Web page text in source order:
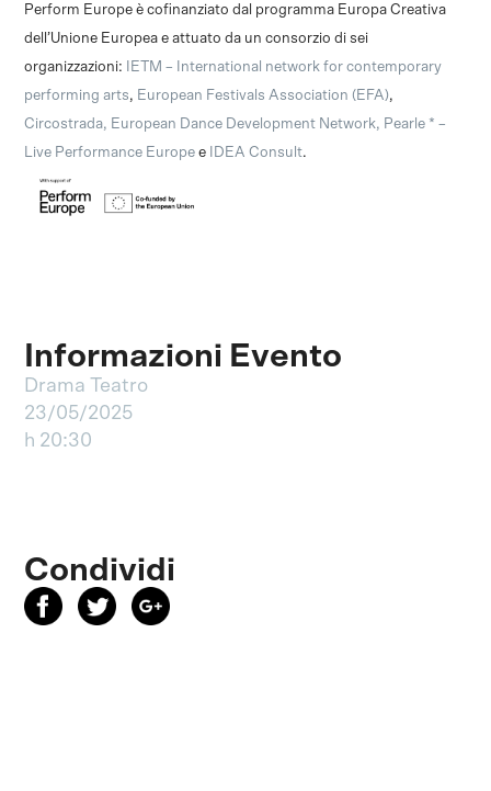
Perform Europe è cofinanziato dal programma Europa Creativa
dell’Unione Europea e attuato da un consorzio di sei
organizzazioni:
IETM – International network for contemporary
performing arts, European Festivals Association (EFA),
Circostrada, European Dance Development Network, Pearle * –
Live Performance Europe e IDEA Consult.
Informazioni Evento
Drama Teatro
23/05/2025
h 20:30
Condividi